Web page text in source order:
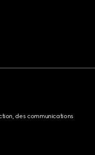
des communications